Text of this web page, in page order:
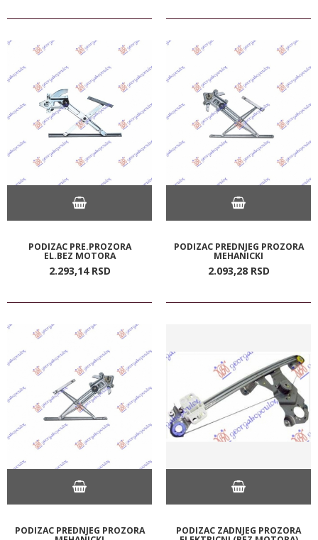
PODIZAC PRE.PROZORA
EL.BEZ MOTORA
2.293,14 RSD
PODIZAC PREDNJEG PROZORA
MEHANICKI
2.093,28 RSD
PODIZAC PREDNJEG PROZORA PODIZAC ZADNJEG PROZORA